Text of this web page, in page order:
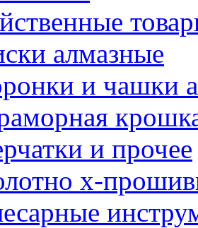
алмазные
и чашки
и прочее
х-